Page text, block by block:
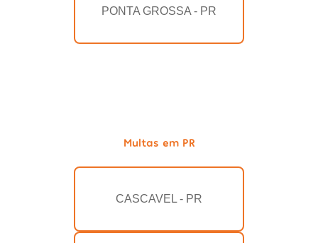
PONTA GROSSA - PR
Multas em PR
CASCAVEL - PR